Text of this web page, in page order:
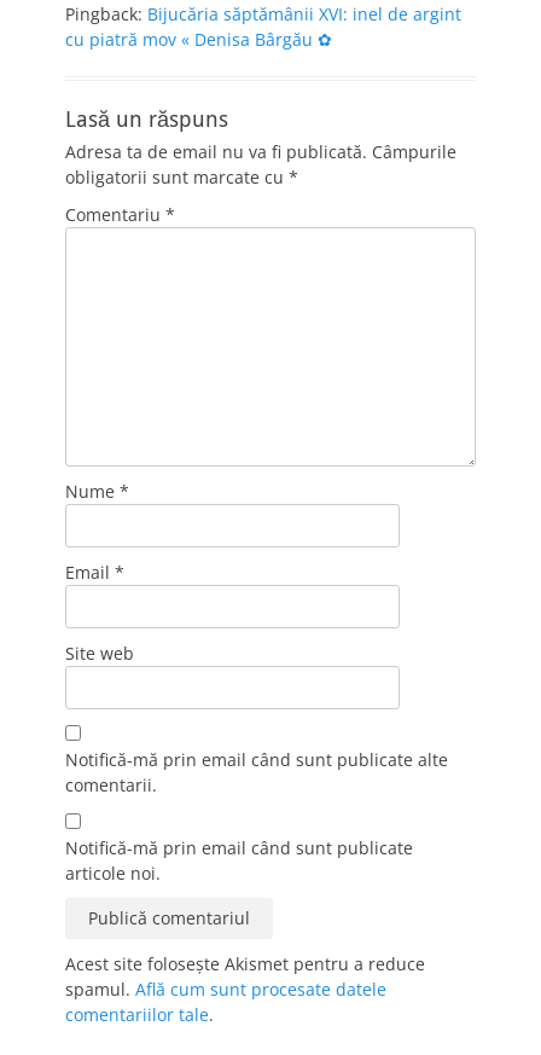
Pingback: Bijucăria săptămânii XVI: inel de argint
cu piatră mov « Denisa Bârgău ✿
Lasă un răspuns
Adresa ta de email nu va fi publicată. Câmpurile
obligatorii sunt marcate cu *
Comentariu *
Nume *
Email *
Site web
Notifică-mă prin email când sunt publicate alte
comentarii.
Notifică-mă prin email când sunt publicate
articole noi.
Acest site folosește Akismet pentru a reduce
spamul. Află cum sunt procesate datele
comentariilor tale.